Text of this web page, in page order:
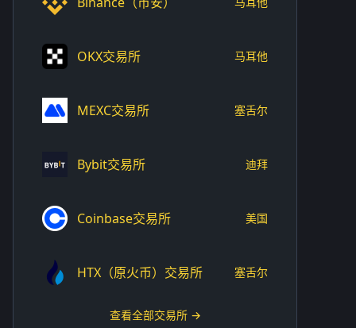
OKX交易所 马耳他
MEXC交易所 塞舌尔
Bybit交易所 迪拜
Coinbase交易所 美国
HTX（原火币）交易所 塞舌尔
查看全部交易所 →